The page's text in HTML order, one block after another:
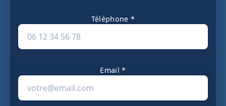
Téléphone *
Email *